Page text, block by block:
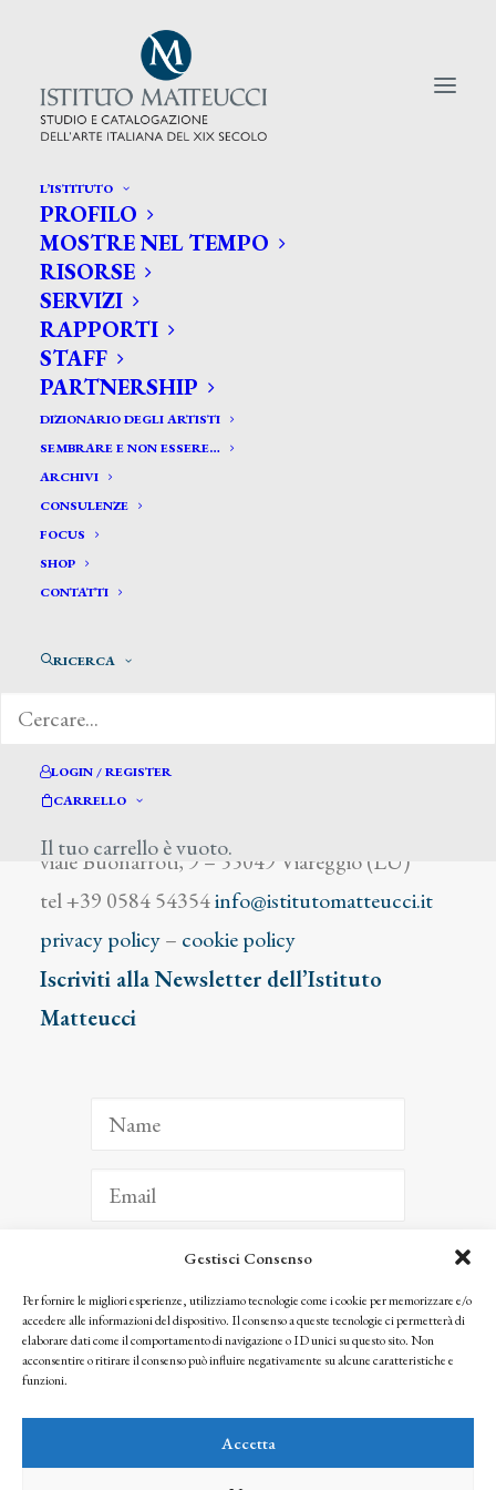
Gestisci Consenso
Per fornire le migliori esperienze, utilizziamo tecnologie come i cookie per memorizzare e/o
accedere alle informazioni del dispositivo. Il consenso a queste tecnologie ci permetterà di
elaborare dati come il comportamento di navigazione o ID unici su questo sito. Non
acconsentire o ritirare il consenso può influire negativamente su alcune caratteristiche e
funzioni.
Accetta
L’ISTITUTO
PROFILO
MOSTRE NEL TEMPO
RISORSE
SERVIZI
RAPPORTI
STAFF
PARTNERSHIP
DIZIONARIO DEGLI ARTISTI
SEMBRARE E NON ESSERE…
ARCHIVI
CONSULENZE
FOCUS
SHOP
CONTATTI
RICERCA
LOGIN / REGISTER
CARRELLO
Il tuo carrello è vuoto.
CERCA TRA GLI ARTISTI:
Search
for:
Salvietti
viale Buonarroti, 9 – 55049 Viareggio (LU)
tel +39 0584 54354info@istitutomatteucci.it
privacy policy– cookie policy
Iscriviti alla Newsletter dell’Istituto
Matteucci
ISCRIVITI
Facendo clic per iscriverti, riconosci che le tue informazioni saranno trattate
seguendo la nostra Privacy Policy
© 2025 Istituto Matteucci. All right reserved
l’autorizzazione scritta dei proprietari dei diritti e dell’Istituto Matteucci